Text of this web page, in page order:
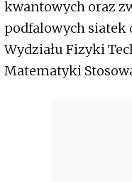
kwantowych oraz
podfalowych siatek
Wydziału Fizyki
Matematyki